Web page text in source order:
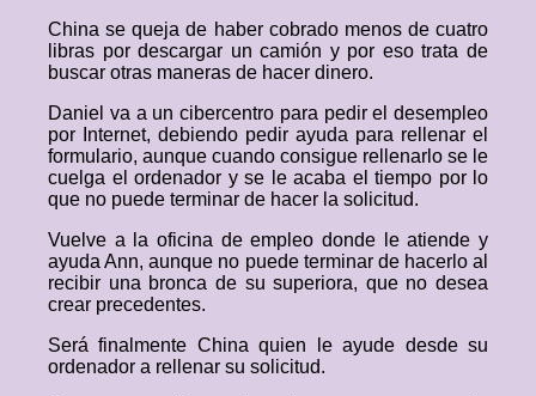
China se queja de haber cobrado menos de cuatro
libras por descargar un camión y por eso trata de
buscar otras maneras de hacer dinero.
Daniel va a un cibercentro para pedir el desempleo
por Internet, debiendo pedir ayuda para rellenar el
formulario, aunque cuando consigue rellenarlo se le
cuelga el ordenador y se le acaba el tiempo por lo
que no puede terminar de hacer la solicitud.
Vuelve a la oficina de empleo donde le atiende y
ayuda Ann, aunque no puede terminar de hacerlo al
recibir una bronca de su superiora, que no desea
crear precedentes.
Será finalmente China quien le ayude desde su
ordenador a rellenar su solicitud.